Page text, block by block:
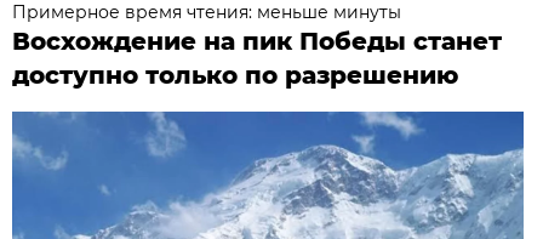
Примерное время чтения: меньше минуты
Восхождение на пик Победы станет
доступно только по разрешению